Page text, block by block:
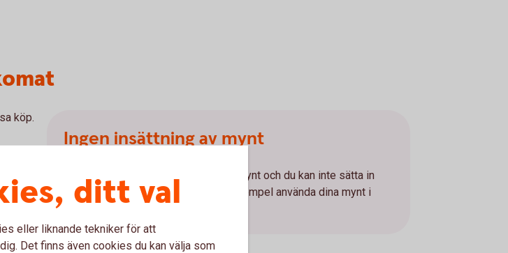
köp.
Ingen insättning av mynt
Bankomats automater tar inte emot mynt och du kan inte sätta in
dem någon annanstans. Du kan till exempel använda dina mynt i
ditt val
eller liknande tekniker för att
Det finns även cookies du kan välja som